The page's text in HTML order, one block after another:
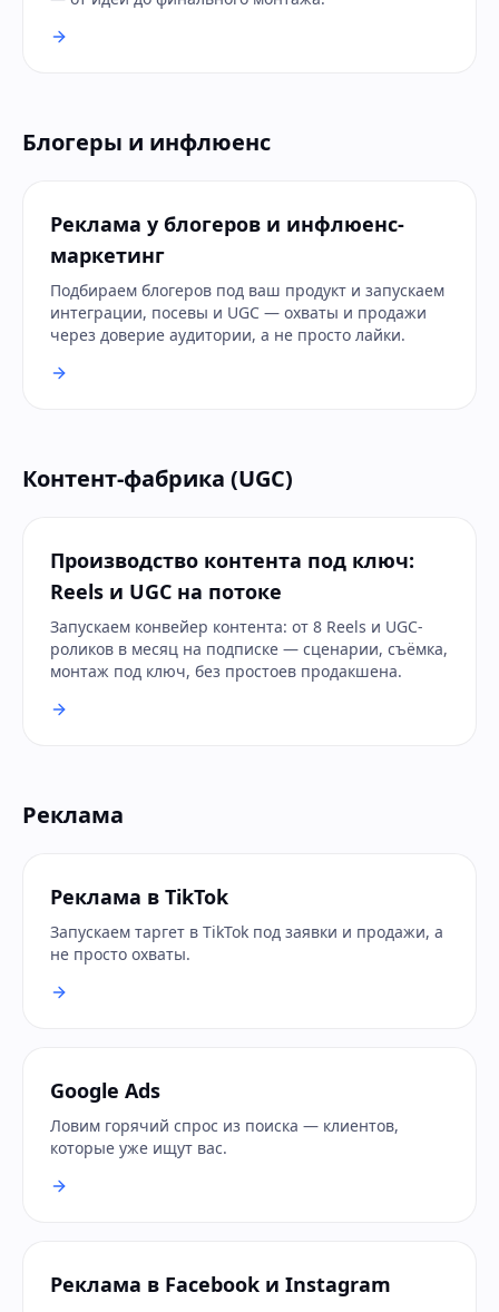
Блогеры и инфлюенс
Реклама у блогеров и инфлюенс-
маркетинг
Подбираем блогеров под ваш продукт и запускаем
интеграции, посевы и UGC — охваты и продажи
через доверие аудитории, а не просто лайки.
Контент-фабрика (UGC)
Производство контента под ключ:
Reels и UGC на потоке
Запускаем конвейер контента: от 8 Reels и UGC-
роликов в месяц на подписке — сценарии, съёмка,
монтаж под ключ, без простоев продакшена.
Реклама
Реклама в TikTok
Запускаем таргет в TikTok под заявки и продажи, а
не просто охваты.
Google Ads
Ловим горячий спрос из поиска — клиентов,
которые уже ищут вас.
Реклама в Facebook и Instagram